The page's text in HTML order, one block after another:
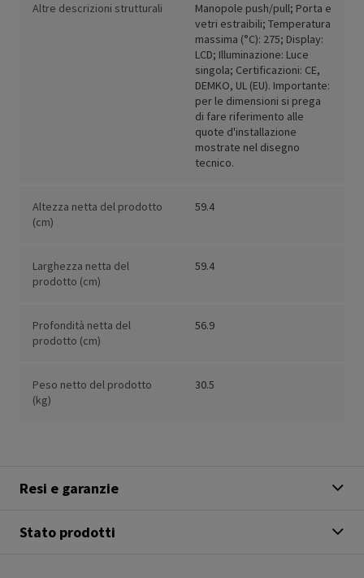
Altre descrizioni strutturali
Manopole push/pull; Porta e
vetri estraibili; Temperatura
massima (°C): 275; Display:
LCD; Illuminazione: Luce
singola; Certificazioni: CE,
DEMKO, UL (EU). Importante:
per le dimensioni si prega
di fare riferimento alle
quote d'installazione
mostrate nel disegno
tecnico.
Altezza netta del prodotto
(cm)
59.4
Larghezza netta del
prodotto (cm)
59.4
Profondità netta del
prodotto (cm)
56.9
Peso netto del prodotto
(kg)
30.5
Resi e garanzie
Stato prodotti